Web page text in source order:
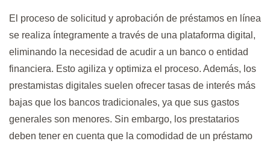
El proceso de solicitud y aprobación de préstamos en línea
se realiza íntegramente a través de una plataforma digital,
eliminando la necesidad de acudir a un banco o entidad
financiera. Esto agiliza y optimiza el proceso. Además, los
prestamistas digitales suelen ofrecer tasas de interés más
bajas que los bancos tradicionales, ya que sus gastos
generales son menores. Sin embargo, los prestatarios
deben tener en cuenta que la comodidad de un préstamo